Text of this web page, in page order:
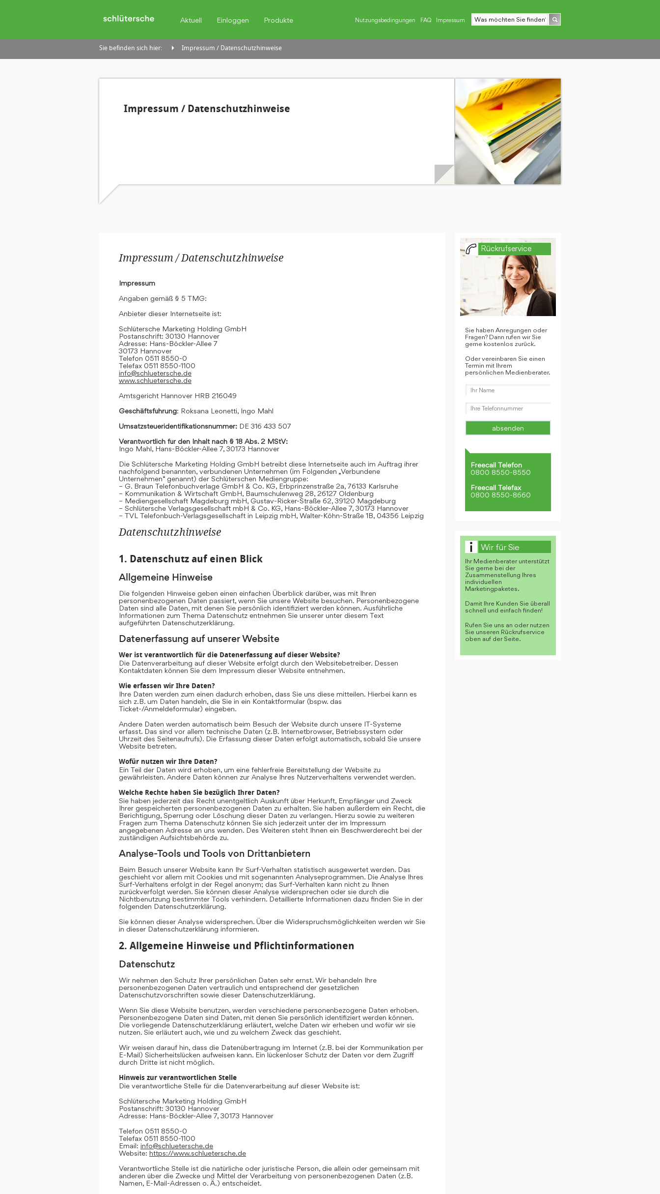
Aktuell Einloggen Produkte Nutzungsbedingungen FAQ Impressum
Sie befinden sich hier: Impressum / Datenschutzhinweise
Impressum / Datenschutzhinweise
Impressum / Datenschutzhinweise
Impressum
Angaben gemäß § 5 TMG:
Anbieter dieser Internetseite ist:
Schlütersche Marketing Holding GmbH
Postanschrift: 30130 Hannover
Adresse: Hans-Böckler-Allee 7
30173 Hannover
Telefon 0511 8550-0
Telefax 0511 8550-1100
info@schluetersche.de
www.schluetersche.de
Amtsgericht Hannover HRB 216049
Geschäftsführung: Roksana Leonetti, Ingo Mahl
Umsatzsteueridentifikationsnummer: DE 316 433 507
Verantwortlich für den Inhalt nach § 18 Abs. 2 MStV:
Ingo Mahl, Hans-Böckler-Allee 7, 30173 Hannover
Die Schlütersche Marketing Holding GmbH betreibt diese Internetseite auch im Auftrag ihrer
nachfolgend benannten, verbundenen Unternehmen (im Folgenden „Verbundene
Unternehmen“ genannt) der Schlüterschen Mediengruppe:
– G. Braun Telefonbuchverlage GmbH & Co. KG, Erbprinzenstraße 2a, 76133 Karlsruhe
– Kommunikation & Wirtschaft GmbH, Baumschulenweg 28, 26127 Oldenburg
– Mediengesellschaft Magdeburg mbH, Gustav-Ricker-Straße 62, 39120 Magdeburg
– Schlütersche Verlagsgesellschaft mbH & Co. KG, Hans-Böckler-Allee 7, 30173 Hannover
– TVL Telefonbuch-Verlagsgesellschaft in Leipzig mbH, Walter-Köhn-Straße 1B, 04356 Leipzig
Datenschutzhinweise
1. Datenschutz auf einen Blick
Allgemeine Hinweise
Die folgenden Hinweise geben einen einfachen Überblick darüber, was mit Ihren
personenbezogenen Daten passiert, wenn Sie unsere Website besuchen. Personenbezogene
Daten sind alle Daten, mit denen Sie persönlich identifiziert werden können. Ausführliche
Informationen zum Thema Datenschutz entnehmen Sie unserer unter diesem Text
aufgeführten Datenschutzerklärung.
Datenerfassung auf unserer Website
Wer ist verantwortlich für die Datenerfassung auf dieser Website?
Die Datenverarbeitung auf dieser Website erfolgt durch den Websitebetreiber. Dessen
Kontaktdaten können Sie dem Impressum dieser Website entnehmen.
Wie erfassen wir Ihre Daten?
Ihre Daten werden zum einen dadurch erhoben, dass Sie uns diese mitteilen. Hierbei kann es
sich z.B. um Daten handeln, die Sie in ein Kontaktformular (bspw. das
Ticket-/Anmeldeformular) eingeben.
Andere Daten werden automatisch beim Besuch der Website durch unsere IT-Systeme
erfasst. Das sind vor allem technische Daten (z.B. Internetbrowser, Betriebssystem oder
Uhrzeit des Seitenaufrufs). Die Erfassung dieser Daten erfolgt automatisch, sobald Sie unsere
Website betreten.
Wofür nutzen wir Ihre Daten?
Ein Teil der Daten wird erhoben, um eine fehlerfreie Bereitstellung der Website zu
gewährleisten. Andere Daten können zur Analyse Ihres Nutzerverhaltens verwendet werden.
Welche Rechte haben Sie bezüglich Ihrer Daten?
Sie haben jederzeit das Recht unentgeltlich Auskunft über Herkunft, Empfänger und Zweck
Ihrer gespeicherten personenbezogenen Daten zu erhalten. Sie haben außerdem ein Recht, die
Berichtigung, Sperrung oder Löschung dieser Daten zu verlangen. Hierzu sowie zu weiteren
Fragen zum Thema Datenschutz können Sie sich jederzeit unter der im Impressum
angegebenen Adresse an uns wenden. Des Weiteren steht Ihnen ein Beschwerderecht bei der
zuständigen Aufsichtsbehörde zu.
Analyse-Tools und Tools von Drittanbietern
Beim Besuch unserer Website kann Ihr Surf-Verhalten statistisch ausgewertet werden. Das
geschieht vor allem mit Cookies und mit sogenannten Analyseprogrammen. Die Analyse Ihres
Surf-Verhaltens erfolgt in der Regel anonym; das Surf-Verhalten kann nicht zu Ihnen
zurückverfolgt werden. Sie können dieser Analyse widersprechen oder sie durch die
Nichtbenutzung bestimmter Tools verhindern. Detaillierte Informationen dazu finden Sie in der
folgenden Datenschutzerklärung.
Sie können dieser Analyse widersprechen. Über die Widerspruchsmöglichkeiten werden wir Sie
in dieser Datenschutzerklärung informieren.
2. Allgemeine Hinweise und Pflichtinformationen
Datenschutz
Wir nehmen den Schutz Ihrer persönlichen Daten sehr ernst. Wir behandeln Ihre
personenbezogenen Daten vertraulich und entsprechend der gesetzlichen
Datenschutzvorschriften sowie dieser Datenschutzerklärung.
Wenn Sie diese Website benutzen, werden verschiedene personenbezogene Daten erhoben.
Personenbezogene Daten sind Daten, mit denen Sie persönlich identifiziert werden können.
Die vorliegende Datenschutzerklärung erläutert, welche Daten wir erheben und wofür wir sie
nutzen. Sie erläutert auch, wie und zu welchem Zweck das geschieht.
Wir weisen darauf hin, dass die Datenübertragung im Internet (z.B. bei der Kommunikation per
E-Mail) Sicherheitslücken aufweisen kann. Ein lückenloser Schutz der Daten vor dem Zugriff
durch Dritte ist nicht möglich.
Hinweis zur verantwortlichen Stelle
Die verantwortliche Stelle für die Datenverarbeitung auf dieser Website ist:
Schlütersche Marketing Holding GmbH
Postanschrift: 30130 Hannover
Adresse: Hans-Böckler-Allee 7, 30173 Hannover
Telefon 0511 8550-0
Telefax 0511 8550-1100
Email: info@schluetersche.de
Website: https://www.schluetersche.de
Verantwortliche Stelle ist die natürliche oder juristische Person, die allein oder gemeinsam mit
anderen über die Zwecke und Mittel der Verarbeitung von personenbezogenen Daten (z.B.
Namen, E-Mail-Adressen o. Ä.) entscheidet.
Rückrufservice
Sie haben Anregungen oder
Fragen? Dann rufen wir Sie
gerne kostenlos zurück.
Oder vereinbaren Sie einen
Termin mit Ihrem
persönlichen Medienberater.
Freecall Telefon
0800 8550-8550
Freecall Telefax
0800 8550-8660
Wir für Sie
Ihr Medienberater unterstützt
Sie gerne bei der
Zusammenstellung Ihres
individuellen
Marketingpaketes.
Damit Ihre Kunden Sie überall
schnell und einfach finden!
Rufen Sie uns an oder nutzen
Sie unseren Rückrufservice
oben auf der Seite.